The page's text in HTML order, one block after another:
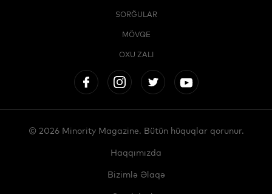
SORĞULAR
MÖVQE
OXU ZALI
© 2026 Minority Magazine. Bütün hüquqlar qorunur.
Haqqımızda
Bizimlə Əlaqə